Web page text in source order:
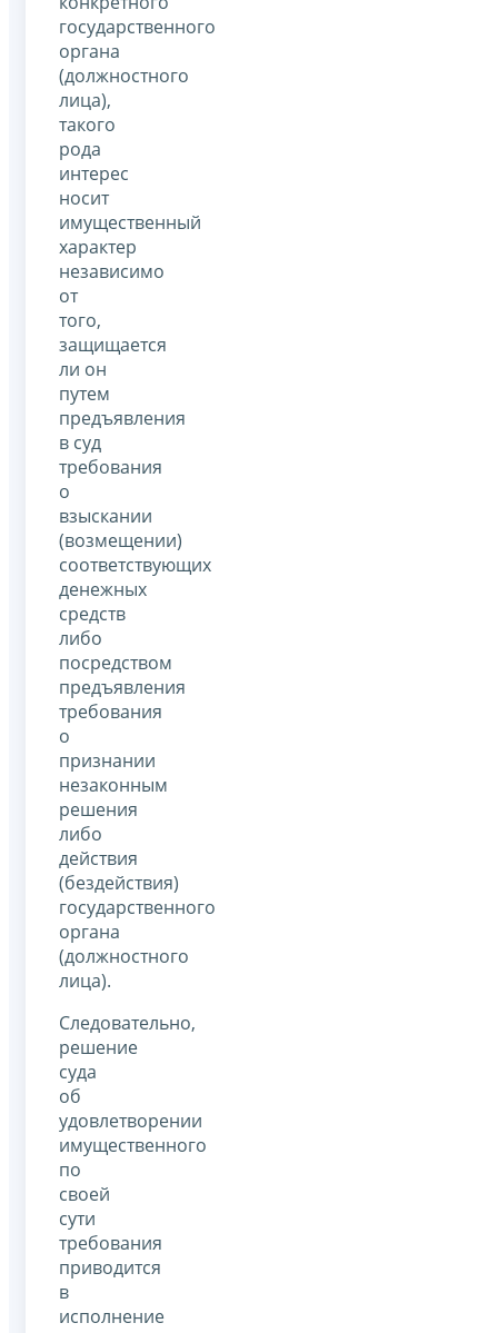
государственного
органа
(должностного
лица),
такого
рода
интерес
носит
имущественный
характер
независимо
от
того,
защищается
ли он
путем
предъявления
в суд
требования
о
взыскании
(возмещении)
соответствующих
денежных
средств
либо
посредством
предъявления
требования
о
признании
незаконным
решения
либо
действия
(бездействия)
государственного
органа
(должностного
лица).
Следовательно,
решение
суда
об
удовлетворении
имущественного
по
своей
сути
требования
приводится
в
исполнение